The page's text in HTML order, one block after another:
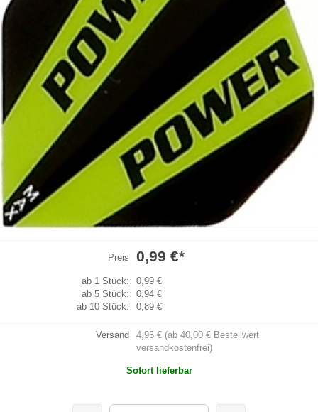
Preis 0,99 €*
ab 1 Stück:
0,99 €
ab 5 Stück:
0,94 €
ab 10 Stück:
0,89 €
Versand
4,95 € (ab 40,00 € Bestellwert
versandkostenfrei)
Sofort lieferbar